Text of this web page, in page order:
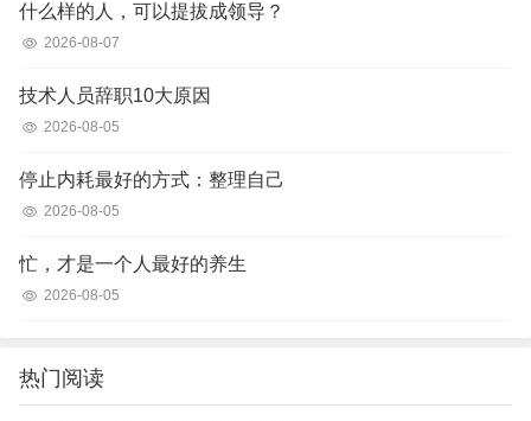
什么样的人，可以提拔成领导？
2026-08-07
技术人员辞职10大原因
2026-08-05
停止内耗最好的方式：整理自己
2026-08-05
忙，才是一个人最好的养生
2026-08-05
热门阅读